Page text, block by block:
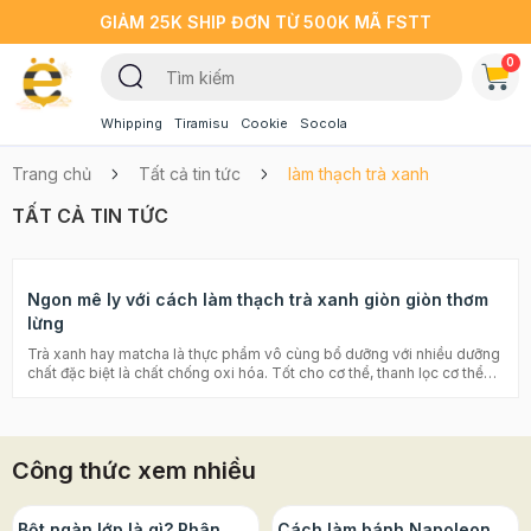
GIẢM 25K SHIP ĐƠN TỪ 500K MÃ FSTT
Whipping Tiramisu Cookie Socola
0
Trang chủ Tất cả tin tức làm thạch trà xanh
TẤT CẢ TIN TỨC
Ngon mê ly với cách làm thạch trà xanh giòn giòn thơm
lừng
Trà xanh hay matcha là thực phẩm vô cùng bổ dưỡng với nhiều dưỡng
chất đặc biệt là chất chống oxi hóa. Tốt cho cơ thể, thanh lọc cơ thể
trà xanh Bước 1: Trộn đều đường vào với phần bột thạch Bước 2: Cho
nước vào nồi đun sôi. Khi nước sôi cho phần bột thạch đã trộn với
đường vào. Khuấy đều cho tan hết bột thạch Bước 3: Cho bột trà xanh
vào cùng, khuấy thật đều cho bột trà tan hết. Chú ý không để bột trà bị
Công thức xem nhiều